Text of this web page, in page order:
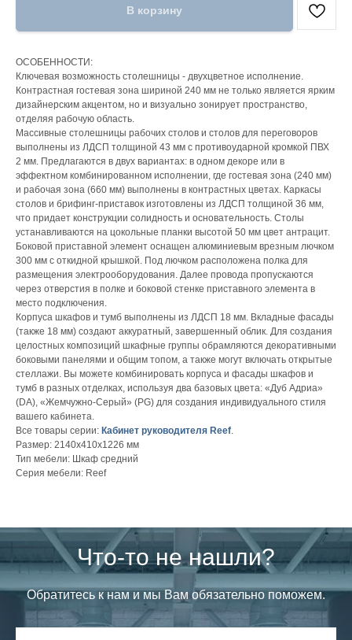
В корзину
ОСОБЕННОСТИ:
Ключевая возможность столешницы - двухцветное исполнение.
Контрастная гостевая зона шириной 240 мм не только является ярким
дизайнерским акцентом, но и визуально зонирует пространство,
отделяя рабочую область.
Массивные столешницы рабочих столов и столов для переговоров
выполнены из ЛДСП толщиной 43 мм с противоударной кромкой ПВХ
2 мм. Предлагаются в двух вариантах: в одном декоре или в
эффектном комбинированном исполнении, где гостевая зона (240 мм)
и рабочая зона (660 мм) выполнены в контрастных цветах. Каркасы
столов и брифинг-приставок изготовлены из ЛДСП толщиной 36 мм,
что придает конструкции солидность и основательность. Столы
устанавливаются на цокольные планки высотой 50 мм цвет антрацит.
Боковой приставной элемент оснащен алюминиевым врезным лючком
300 мм с откидной крышкой. Под лючком расположена полка для
размещения электрооборудования. Далее провода пропускаются
через отверстия в полке и боковой стенке приставного элемента в
место подключения.
Корпуса шкафов и тумб выполнены из ЛДСП 18 мм. Вкладные фасады
(также 18 мм) создают аккуратный, завершенный облик. Для создания
целостных композиций шкафные группы обрамляются декоративными
боковыми панелями и общим топом, а также могут включать открытые
стеллажи. Вы можете комбинировать корпуса и фасады шкафов и
тумб в разных отделках, используя два базовых цвета: «Дуб Адриа»
(DА), «Жемчужно-Серый» (PG) для создания индивидуального стиля
вашего кабинета.
Все товары серии: Кабинет руководителя Reef
Размер: 2140х410х1226 мм
Тип мебели: Шкаф средний
Серия мебели: Reef
Что-то не нашли?
Обратитесь к нам и мы Вам обязательно поможем.